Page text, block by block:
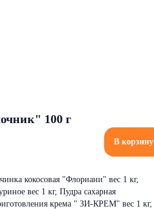
100 г
В корзину
кокосовая "Флориани" вес 1 кг,
вес 1 кг, Пудра сахарная
крема " ЗИ-КРЕМ" вес 1 кг,